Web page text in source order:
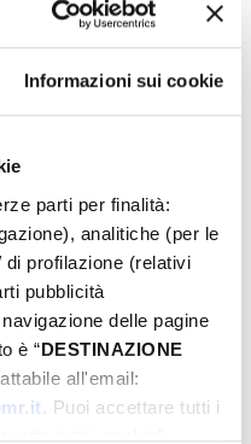
Informazioni sui cookie
parti per finalità:
analitiche (per le
profilazione (relativi
pubblicità
delle pagine
è “DESTINAZIONE
all'email:
. Puoi accettare tutti i
tutti i cookie”,
variazioni,
prima di